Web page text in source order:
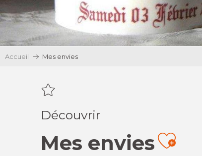
Accueil Mes envies
Découvrir
Mes envies